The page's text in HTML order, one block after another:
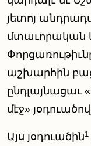
յետոյ
մտաւորական
աշխարհին
ընդլայնացաւ
մէջ»
Այս յօդուածին1